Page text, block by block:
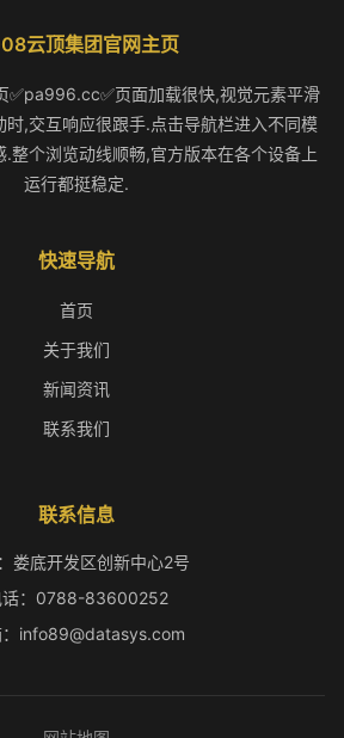
云顶集团官网主页
✅pa996.cc✅页面加载很快,视觉元素平滑
时,交互响应很跟手.点击导航栏进入不同模
整个浏览动线顺畅,官方版本在各个设备上
运行都挺稳定.
快速导航
首页
关于我们
新闻资讯
联系我们
联系信息
娄底开发区创新中心2号
话：0788-83600252
：info89@datasys.com